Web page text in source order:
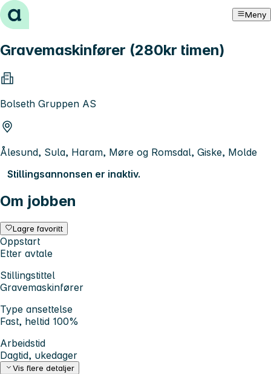
Hopp til innhold Meny
Gravemaskinfører (280kr timen)
Bolseth Gruppen AS
Ålesund, Sula, Haram, Møre og Romsdal, Giske, Molde
Stillingsannonsen er inaktiv.
Om jobben
Lagre favoritt
Oppstart
Etter avtale
Stillingstittel
Gravemaskinfører
Type ansettelse
Fast, heltid 100%
Arbeidstid
Dagtid, ukedager
Vis flere detaljer